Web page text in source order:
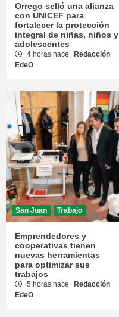
Orrego selló una alianza
con UNICEF para
fortalecer la protección
integral de niñas, niños y
adolescentes
4 horas hace
Redacción
EdeO
San Juan Trabajo
Emprendedores y
cooperativas tienen
nuevas herramientas
para optimizar sus
trabajos
5 horas hace
Redacción
EdeO